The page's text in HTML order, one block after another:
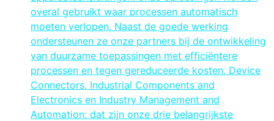
overal gebruikt waar processen automatisch
moeten verlopen. Naast de goede werking
ondersteunen ze onze partners bij de ontwikkeling
van duurzame toepassingen met efficiëntere
processen en tegen gereduceerde kosten. Device
Connectors, Industrial Components and
Electronics en Industry Management and
Automation: dat zijn onze drie belangrijkste